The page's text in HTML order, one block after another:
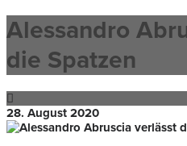
Alessandro
die Spatzen
28. August 2020